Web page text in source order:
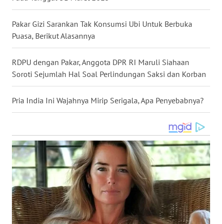
Pakar Gizi Sarankan Tak Konsumsi Ubi Untuk Berbuka
Puasa, Berikut Alasannya
RDPU dengan Pakar, Anggota DPR RI Maruli Siahaan
Soroti Sejumlah Hal Soal Perlindungan Saksi dan Korban
Pria India Ini Wajahnya Mirip Serigala, Apa Penyebabnya?
WN
NUSANTARA
WN
JOGJA
WN
JATIM
BALI
WN
KALBAR
WN
KALTENG